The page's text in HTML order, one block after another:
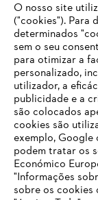
Empresa
FAQs Loja
O SEU
O nosso site
("cookies"). Para
determinados
sem o seu
para otimizar a
personalizado,
utilizador, a
publicidade e a
são colocados
cookies são
exemplo, Google
podem tratar os
Económico
"Informações
sobre os cookies